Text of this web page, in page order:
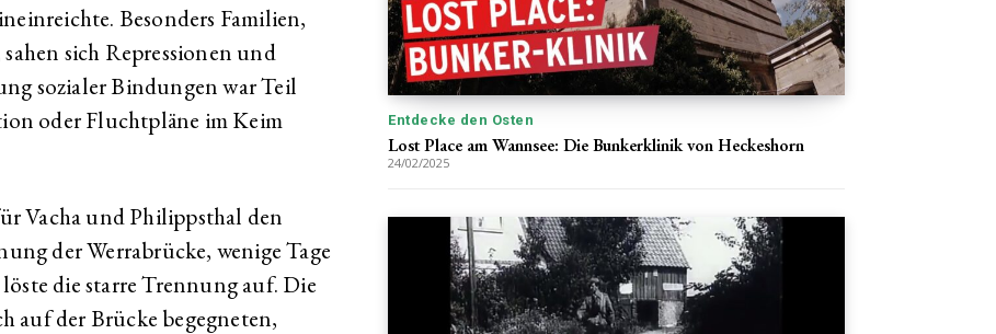
Besonders Familien,
sich Repressionen und
sozialer Bindungen war Teil
oder Fluchtpläne im Keim
Vacha und Philippsthal den
der Werrabrücke, wenige Tage
die starre Trennung auf. Die
auf der Brücke begegneten,
Entdecke den Osten
Lost Place am Wannsee: Die Bunkerklinik von Heckeshorn
24/02/2025